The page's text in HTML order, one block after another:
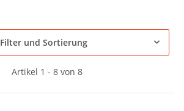
Filter und Sortierung
Artikel 1 - 8 von 8